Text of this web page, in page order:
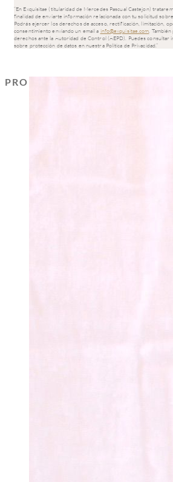
“En Exquisitae (titularidad de Mercedes Pascual Castejon)
finalidad de enviarte información relacionada con tu solicitud
Podrás ejercer los derechos de acceso, rectificación, limitación,
consentimiento enviando un email a info@exquisitae.com .
derechos ante la Autoridad de Control (AEPD). Puedes consultar
sobre protección de datos en nuestra Política de Privacidad.”
PRODUCTOS RELACIONADOS